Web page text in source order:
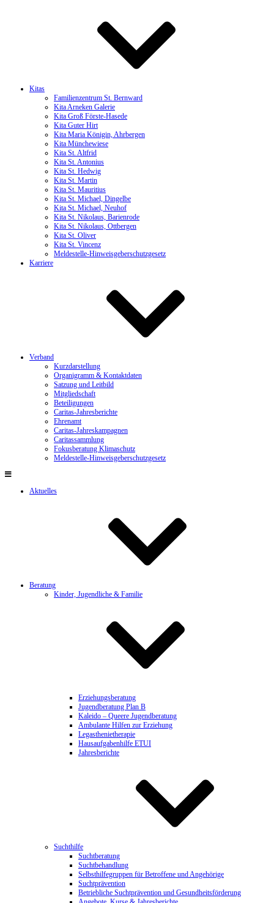
Kitas
Familienzentrum St. Bernward
Kita Arneken Galerie
Kita Groß Förste-Hasede
Kita Guter Hirt
Kita Maria Königin, Ahrbergen
Kita Münchewiese
Kita St. Altfrid
Kita St. Antonius
Kita St. Hedwig
Kita St. Martin
Kita St. Mauritius
Kita St. Michael, Dingelbe
Kita St. Michael, Neuhof
Kita St. Nikolaus, Barienrode
Kita St. Nikolaus, Ottbergen
Kita St. Oliver
Kita St. Vincenz
Meldestelle-Hinweisgeberschutzgesetz
Karriere
Verband
Kurzdarstellung
Organigramm & Kontaktdaten
Satzung und Leitbild
Mitgliedschaft
Beteiligungen
Caritas-Jahresberichte
Ehrenamt
Caritas-Jahreskampagnen
Caritassammlung
Fokusberatung Klimaschutz
Meldestelle-Hinweisgeberschutzgesetz
Aktuelles
Beratung
Kinder, Jugendliche & Familie
Erziehungsberatung
Jugendberatung Plan B
Kaleido – Queere Jugendberatung
Ambulante Hilfen zur Erziehung
Legasthenietherapie
Hausaufgabenhilfe ETUI
Jahresberichte
Suchthilfe
Suchtberatung
Suchtbehandlung
Selbsthilfegruppen für Betroffene und Angehörige
Suchtprävention
Betriebliche Suchtprävention und Gesundheitsförderung